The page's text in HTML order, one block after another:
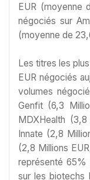
EUR (moyenne
négociés sur
(moyenne de
Les titres les
EUR négociés
volumes
Genfit (6,3
MDXHealth
Innate (2,8
(2,8 Millions
représenté 65%
sur les biotechs